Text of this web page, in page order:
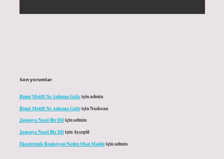
Son yorumlar
Rumi Motifi Ne Anlama Geliriçinadmin
Rumi Motifi Ne Anlama GeliriçinNazlıcan
Japonya Nasıl Bir Diliçinadmin
Japonya Nasıl Bir DiliçinAyşegül
Ekzotermik Reaksiyon Neden Olan Maddeiçinadmin